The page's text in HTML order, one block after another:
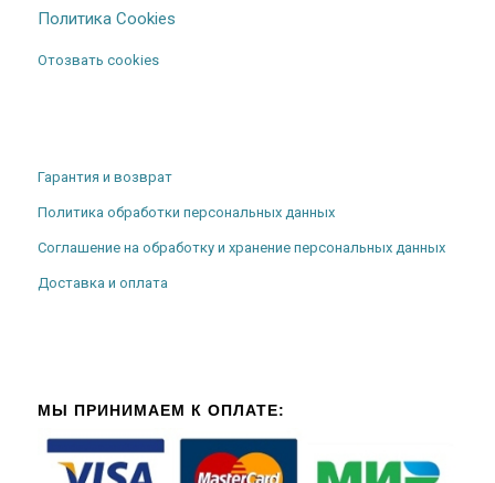
Политика Cookies
Отозвать cookies
Гарантия и возврат
Политика обработки персональных данных
Соглашение на обработку и хранение персональных данных
Доставка и оплата
МЫ ПРИНИМАЕМ К ОПЛАТЕ: